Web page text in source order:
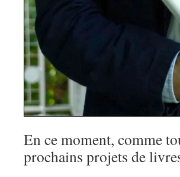
En ce moment, comme
prochains projets de